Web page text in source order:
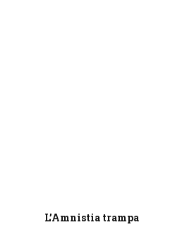
L’Amnistia trampa